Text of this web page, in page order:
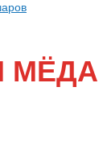
МЁДА